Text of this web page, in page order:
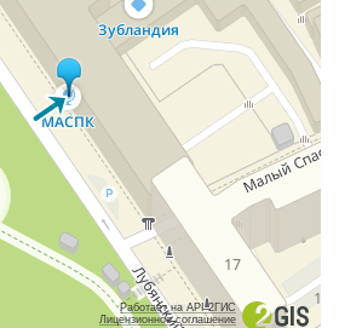
Работает на API 2ГИС
Лицензионное соглашение